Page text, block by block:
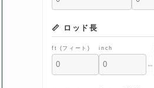
📏 ロッド長
ft (フィート) inch
⇔